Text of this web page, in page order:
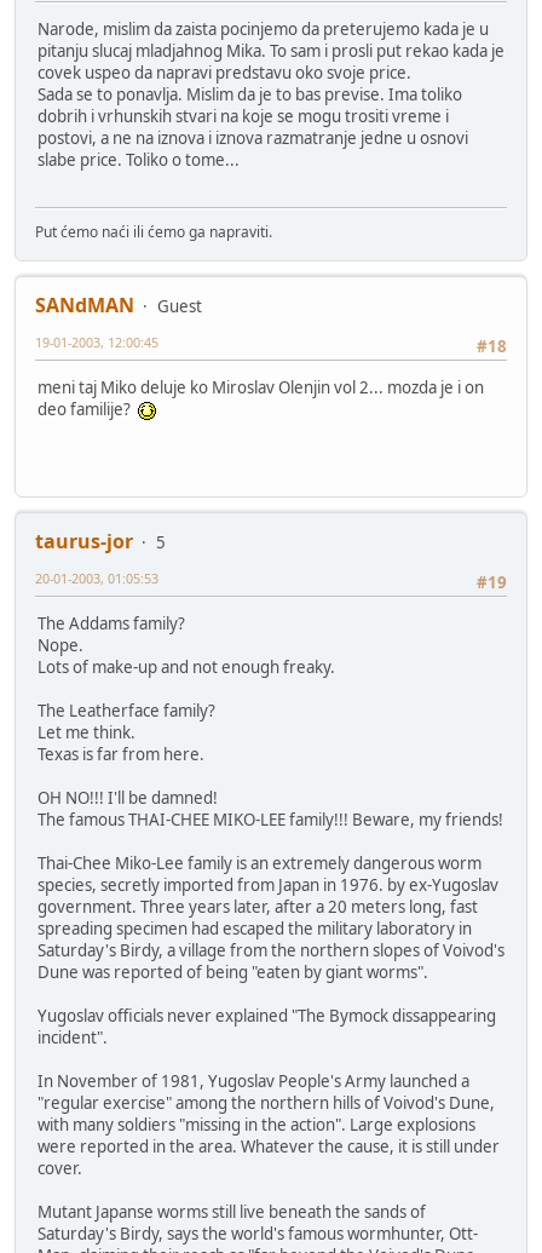
Narode, mislim da zaista pocinjemo da preterujemo kada je u
pitanju slucaj mladjahnog Mika. To sam i prosli put rekao kada je
covek uspeo da napravi predstavu oko svoje price.
Sada se to ponavlja. Mislim da je to bas previse. Ima toliko
dobrih i vrhunskih stvari na koje se mogu trositi vreme i
postovi, a ne na iznova i iznova razmatranje jedne u osnovi
slabe price. Toliko o tome...
Put ćemo naći ili ćemo ga napraviti.
SANdMAN
Guest
#18
19-01-2003, 12:00:45
meni taj Miko deluje ko Miroslav Olenjin vol 2... mozda je i on
deo familije?
taurus-jor
5
#19
20-01-2003, 01:05:53
The Addams family?
Nope.
Lots of make-up and not enough freaky.
The Leatherface family?
Let me think.
Texas is far from here.
OH NO!!! I'll be damned!
The famous THAI-CHEE MIKO-LEE family!!! Beware, my friends!
Thai-Chee Miko-Lee family is an extremely dangerous worm
species, secretly imported from Japan in 1976. by ex-Yugoslav
government. Three years later, after a 20 meters long, fast
spreading specimen had escaped the military laboratory in
Saturday's Birdy, a village from the northern slopes of Voivod's
Dune was reported of being "eaten by giant worms".
Yugoslav officials never explained "The Bymock dissappearing
incident".
In November of 1981, Yugoslav People's Army launched a
"regular exercise" among the northern hills of Voivod's Dune,
with many soldiers "missing in the action". Large explosions
were reported in the area. Whatever the cause, it is still under
cover.
Mutant Japanse worms still live beneath the sands of
Saturday's Birdy, says the world's famous wormhunter, Ott-